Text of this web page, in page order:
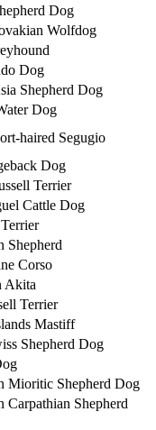
Dog
Wolfdog
Dog
Shepherd Dog
Dog
haired Segugio
Dog
Terrier
Cattle Dog
Shepherd
Corso
Akita
Terrier
Mastiff
Shepherd Dog
Mioritic Shepherd Dog
Carpathian Shepherd